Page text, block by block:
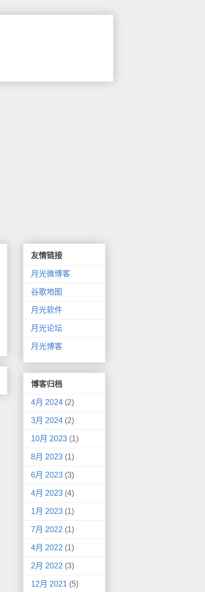
友情链接
月光微博客
谷歌地图
月光软件
月光论坛
月光博客
博客归档
4月 2024 (2)
3月 2024 (2)
10月 2023 (1)
8月 2023 (1)
6月 2023 (3)
4月 2023 (4)
1月 2023 (1)
7月 2022 (1)
4月 2022 (1)
2月 2022 (3)
12月 2021 (5)